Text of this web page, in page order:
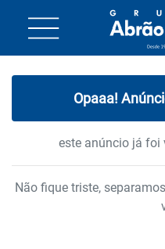
Opaaa!
este anúncio já foi
Não fique triste,